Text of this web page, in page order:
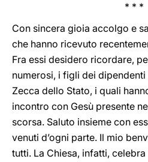
* * *
Con sincera gioia accolgo e
che hanno ricevuto
Fra essi desidero ricordare,
numerosi, i figli dei
Zecca dello Stato, i quali
incontro con Gesù presente
scorsa. Saluto insieme con
venuti d’ogni parte. Il mio
tutti. La Chiesa, infatti,